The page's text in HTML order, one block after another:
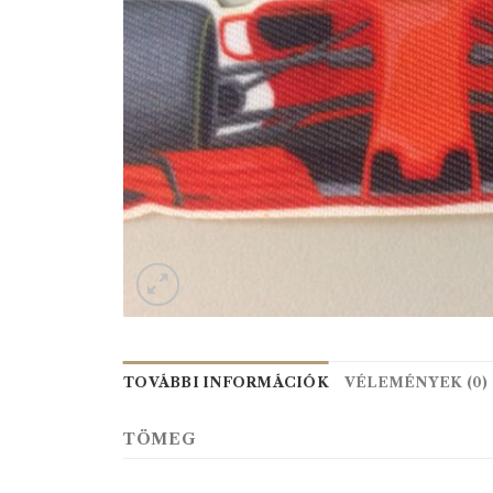
TOVÁBBI INFORMÁCIÓK VÉLEMÉNYEK (0)
TÖMEG